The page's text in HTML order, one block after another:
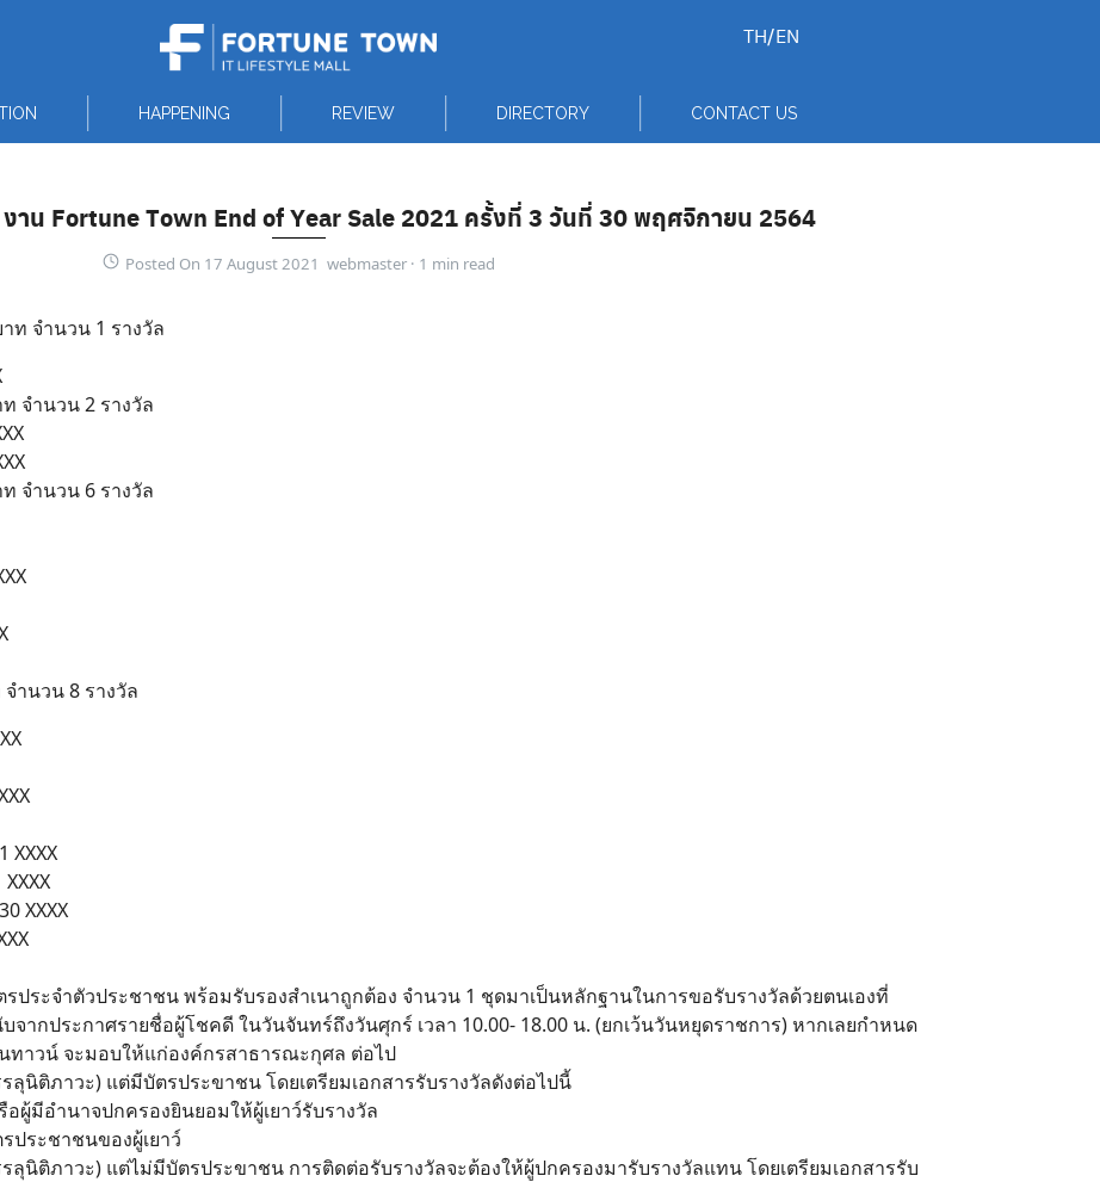
TH/EN
HAPPENING REVIEW DIRECTORY CONTACT US
าน Fortune Town End of Year Sale 2021 ครั้งที่ 3 วันที่ 30 พฤศจิกายน 2564
Posted On 17 August 2021 webmaster ·
ท จำนวน 1 รางวัล
จำนวน 2 รางวัล
จำนวน 6 รางวัล
ำนวน 8 รางวัล
XXXX
ประจำตัวประชาชน พร้อมรับรองสำเนาถูกต้อง จำนวน 1 ชุดมาเป็นหลักฐานในการขอรับรางวัลด้วยตนเองที่
ากประกาศรายชื่อผู้โชคดี ในวันจันทร์ถึงวันศุกร์ เวลา 10.00- 18.00 น. (ยกเว้นวันหยุดราชการ) หากเลยกำหนด
าวน์ จะมอบให้แก่องค์กรสาธารณะกุศล ต่อไป
ลุนิติภาวะ) แต่มีบัตรประขาชน โดยเตรียมเอกสารรับรางวัลดังต่อไปนี้
ผู้มีอำนาจปกครองยินยอมให้ผู้เยาว์รับรางวัล
ประชาชนของผู้เยาว์
ลุนิติภาวะ) แต่ไม่มีบัตรประขาชน การติดต่อรับรางวัลจะต้องให้ผู้ปกครองมารับรางวัลแทน โดยเตรียมเอกสารรับ